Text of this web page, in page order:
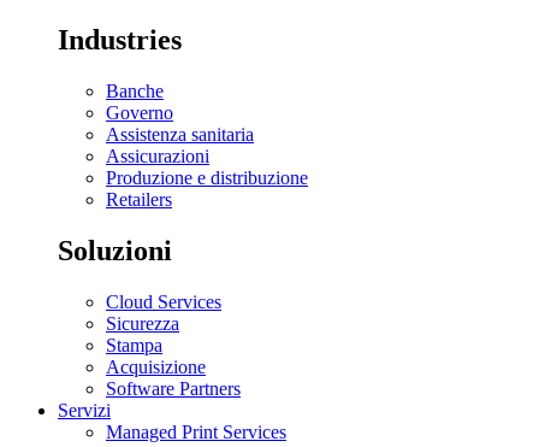
Industries
Banche
Governo
Assistenza sanitaria
Assicurazioni
Produzione e distribuzione
Retailers
Soluzioni
Cloud Services
Sicurezza
Stampa
Acquisizione
Software Partners
Servizi
Managed Print Services